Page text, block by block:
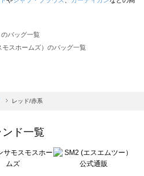
バッグ一覧
スホームズ）のバッグ一覧
イサマンサモスモス）のバッグ一覧
ブルー）のバッグ一覧
）のバッグ一覧
レッド/赤系
ンド一覧